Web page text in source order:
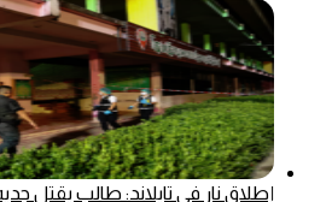
إطلاق نار في تايلاند: طالب يقتل